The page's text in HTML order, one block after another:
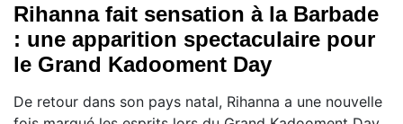
Rihanna fait sensation à la Barbade
: une apparition spectaculaire pour
le Grand Kadooment Day
De retour dans son pays natal, Rihanna a une nouvelle